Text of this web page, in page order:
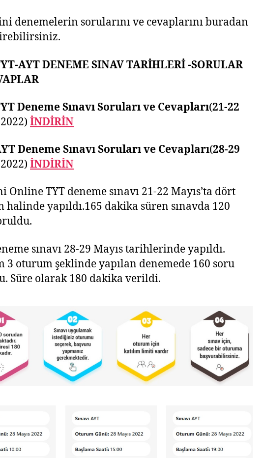
denemelerin sorularını ve cevaplarını buradan
AYT DENEME SINAV TARİHLERİ -SORULAR
Deneme Sınavı Soruları ve Cevapları(21-22
İNDİRİN
Deneme Sınavı Soruları ve Cevapları(28-29
İNDİRİN
Online TYT deneme sınavı 21-22 Mayıs’ta dört
halinde yapıldı.165 dakika süren sınavda 120
sınavı 28-29 Mayıs tarihlerinde yapıldı.
3 oturum şeklinde yapılan denemede 160 soru
Süre olarak 180 dakika verildi.